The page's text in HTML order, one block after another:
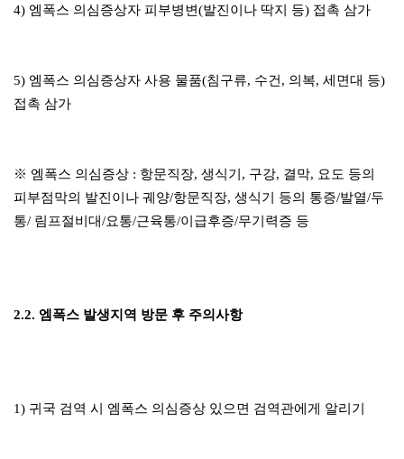
4) 엠폭스 의심증상자 피부병변(발진이나 딱지 등) 접촉 삼가
5) 엠폭스 의심증상자 사용 물품(침구류, 수건, 의복, 세면대 등)
접촉 삼가
※ 엠폭스 의심증상 : 항문직장, 생식기, 구강, 결막, 요도 등의
피부점막의 발진이나 궤양/항문직장, 생식기 등의 통증/발열/두
통/ 림프절비대/요통/근육통/이급후증/무기력증 등
2.2. 엠폭스 발생지역 방문 후 주의사항
1) 귀국 검역 시 엠폭스 의심증상 있으면 검역관에게 알리기